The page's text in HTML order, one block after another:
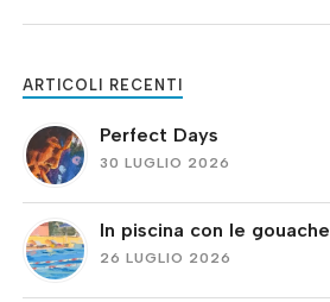
ARTICOLI RECENTI
Perfect Days
30 LUGLIO 2026
In piscina con le gouache
26 LUGLIO 2026